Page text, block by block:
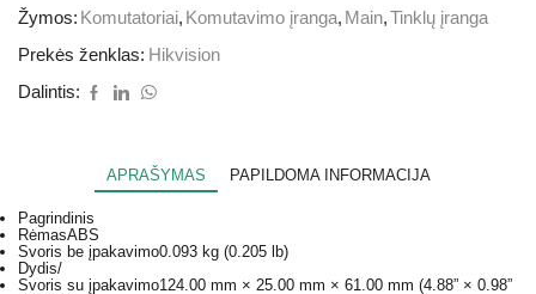
Žymos: Komutatoriai, Komutavimo įranga, Main,Tinklų įranga
Prekės ženklas: Hikvision
Dalintis:
APRAŠYMAS PAPILDOMA INFORMACIJA
Pagrindinis
RėmasABS
Svoris be įpakavimo0.093 kg (0.205 lb)
Dydis/
Svoris su įpakavimo124.00 mm × 25.00 mm × 61.00 mm (4.88” × 0.98”